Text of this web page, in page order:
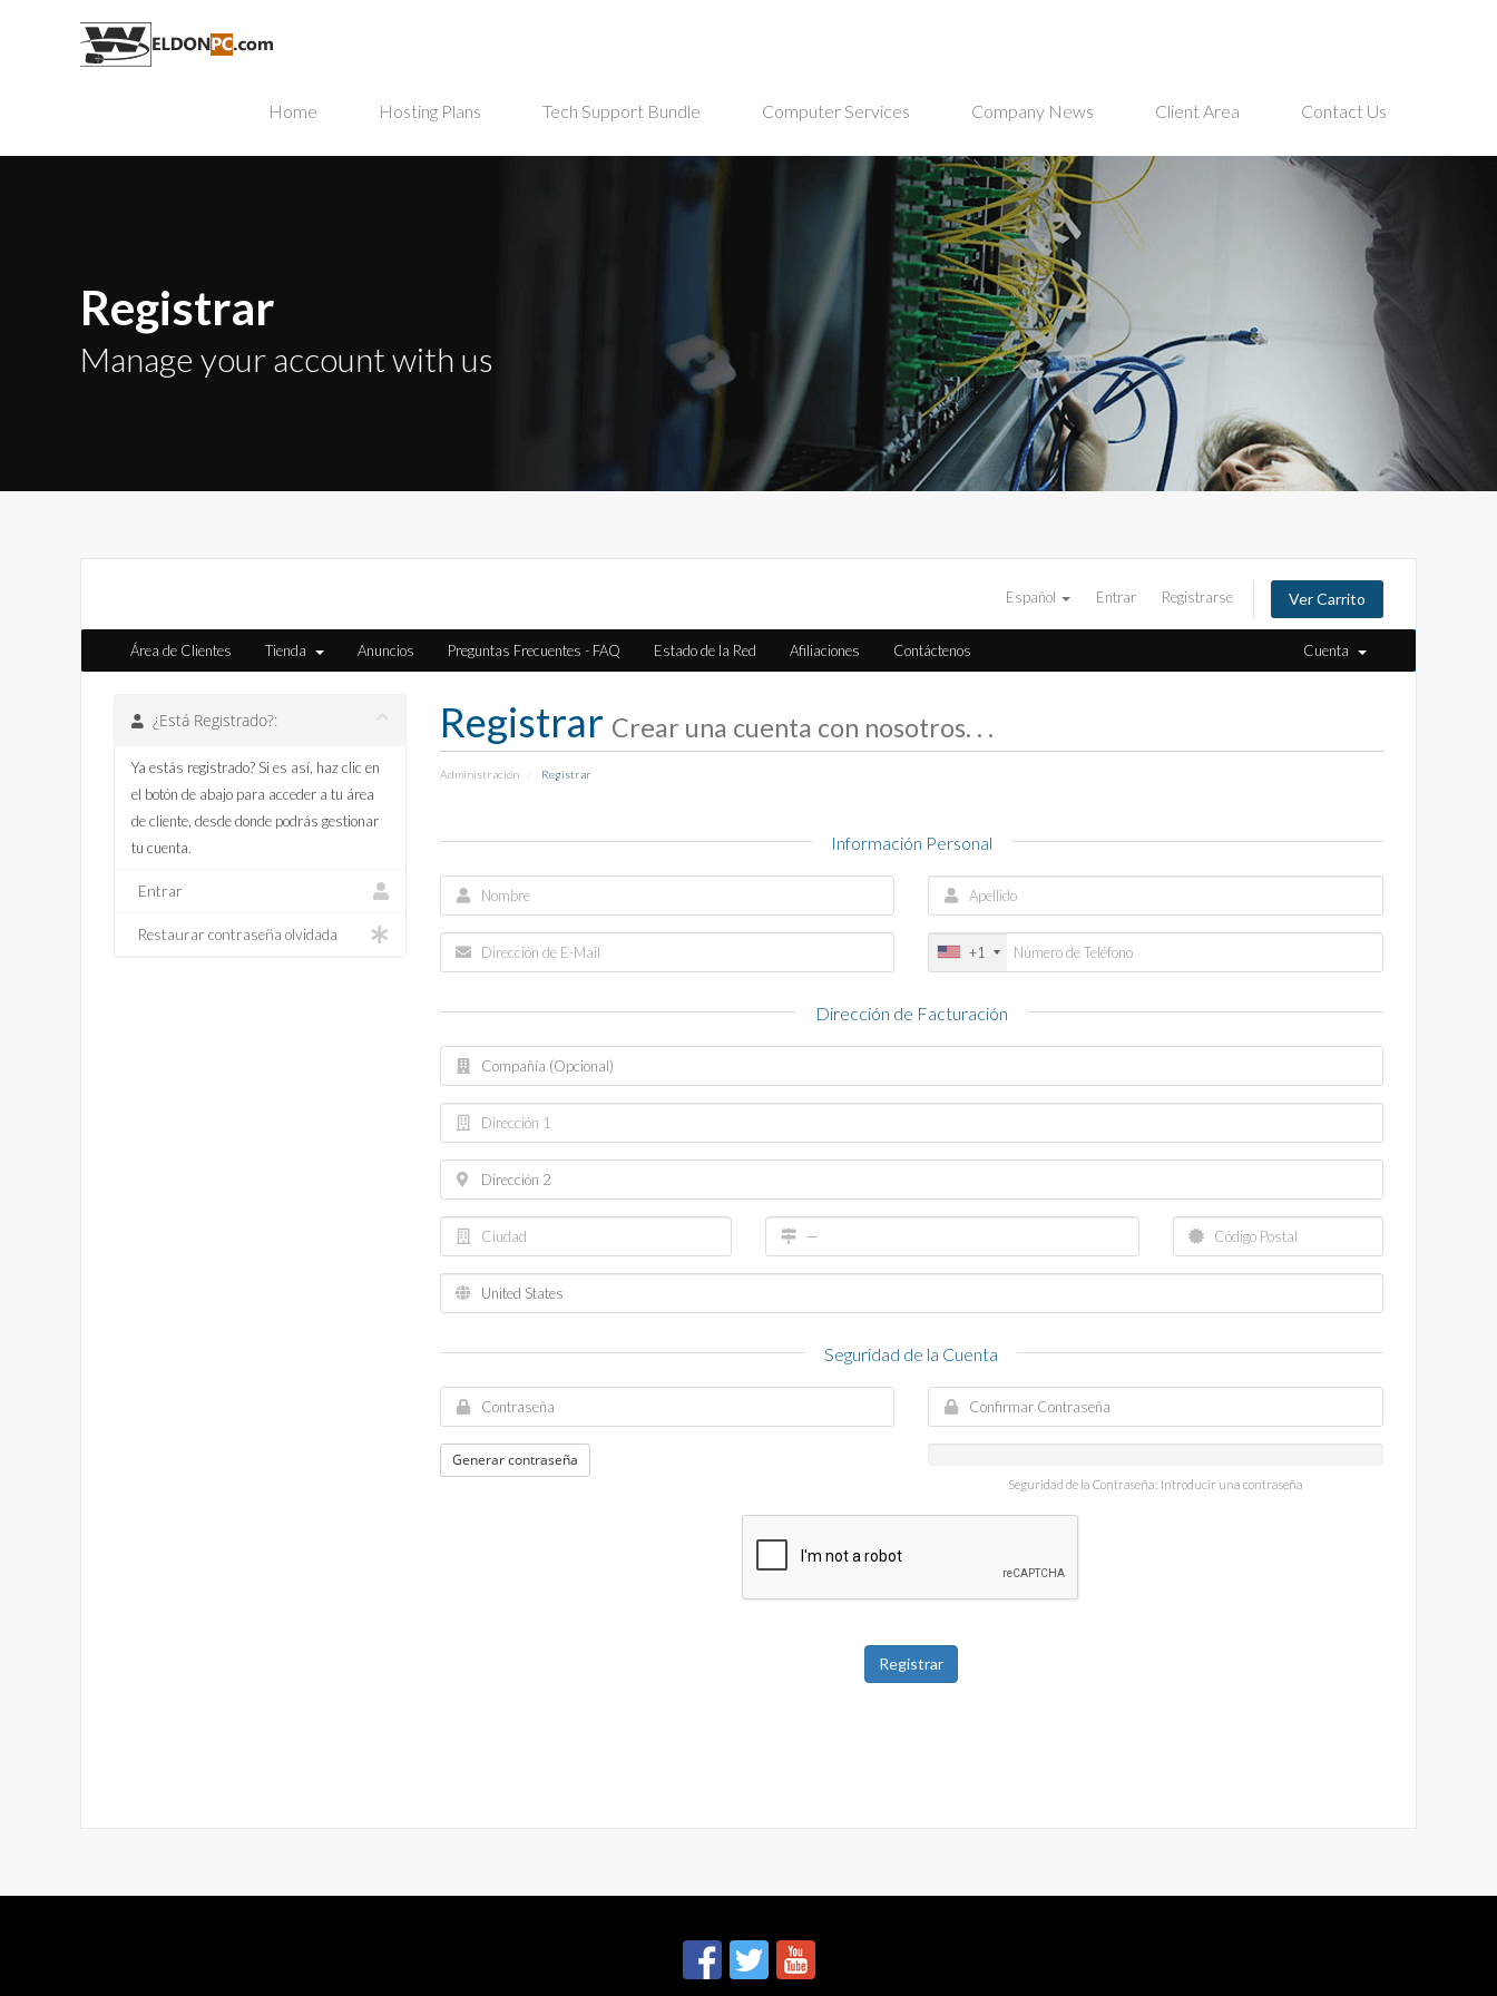
Home Hosting Plans Tech Support Bundle Computer Services Company News Client Area Contact Us
Registrar
Manage your account with us
Español Entrar Registrarse Ver Carrito
Área de Clientes Tienda Anuncios Preguntas Frecuentes - FAQ Estado de la Red Afiliaciones Contáctenos Cuenta
Registrar Crear una cuenta con nosotros. . .
Administración Registrar
¿Está Registrado?:
Ya estás registrado? Si es así, haz clic en
el botón de abajo para acceder a tu área
de cliente, desde donde podrás gestionar
tu cuenta.
Entrar
Restaurar contraseña olvidada
Información Personal
+1
Dirección de Facturación
Seguridad de la Cuenta
Generar contraseña
Seguridad de la Contraseña: Introducir una contraseña